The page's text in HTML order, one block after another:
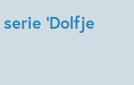
'Dolfje